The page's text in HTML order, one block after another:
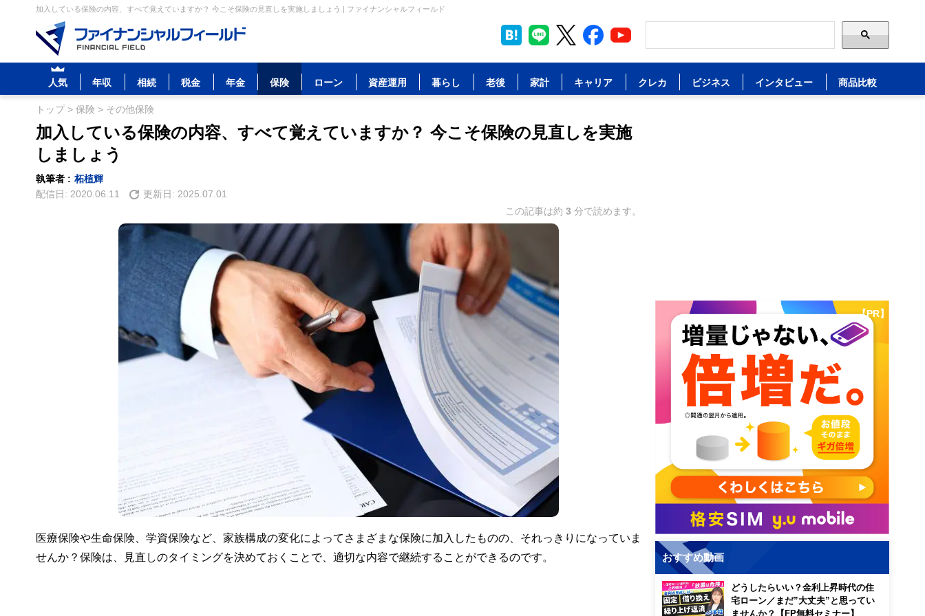
加入している保険の内容、すべて覚えていますか？ 今こそ保険の見直しを実施しましょう | ファイナンシャルフィールド
人気 年収 相続 税金 年金 保険 ローン 資産運用 暮らし 老後 家計 キャリア クレカ ビジネス インタビュー 商品比較
トップ> 保険 > その他保険
加入している保険の内容、すべて覚えていますか？ 今こそ保険の見直しを実施
しましょう
執筆者 : 柘植輝
配信日: 2020.06.11 更新日: 2025.07.01
この記事は約 3 分で読めます。
医療保険や生命保険、学資保険など、家族構成の変化によってさまざまな保険に加入したものの、それっきりになっていま
せんか？保険は、見直しのタイミングを決めておくことで、適切な内容で継続することができるのです。
【PR】
おすすめ動画
どうしたらいい？金利上昇時代の住
宅ローン／まだ”大丈夫”と思ってい
ませんか？【FP無料セミナー】